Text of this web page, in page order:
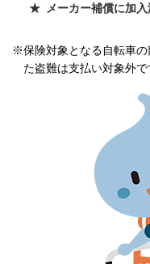
メーカー補償に加
※保険対象となる自転車の
た盗難は支払い対象外で